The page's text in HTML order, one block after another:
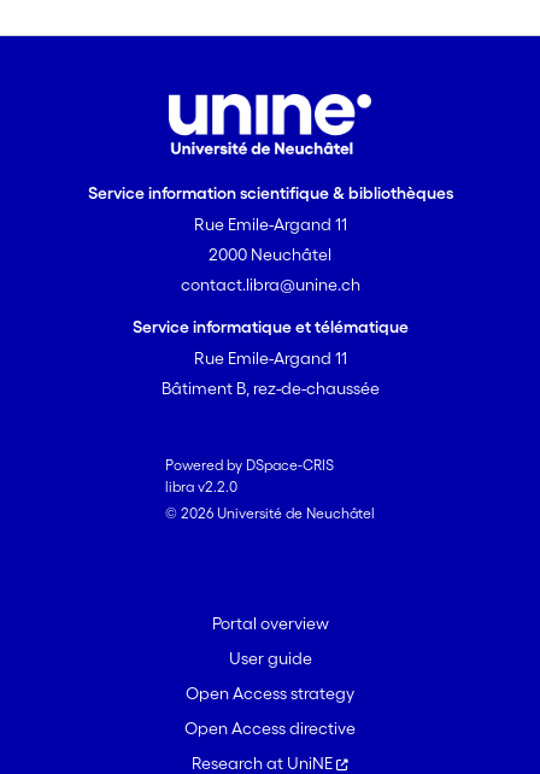
Service information scientifique & bibliothèques
Rue Emile-Argand 11
2000 Neuchâtel
contact.libra@unine.ch
Service informatique et télématique
Rue Emile-Argand 11
Bâtiment B, rez-de-chaussée
Powered by DSpace-CRIS
libra v2.2.0
© 2026 Université de Neuchâtel
Portal overview
User guide
Open Access strategy
Open Access directive
Research at UniNE